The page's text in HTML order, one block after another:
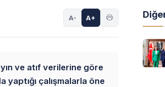
A- A+
ve atıf verilerine göre
yaptığı çalışmalarla öne